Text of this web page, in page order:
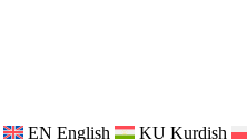
EN English KU Kurdish